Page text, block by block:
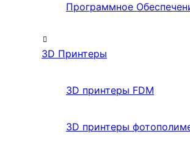
Программное
3D Принтеры
3D принтеры FDM
3D принтеры